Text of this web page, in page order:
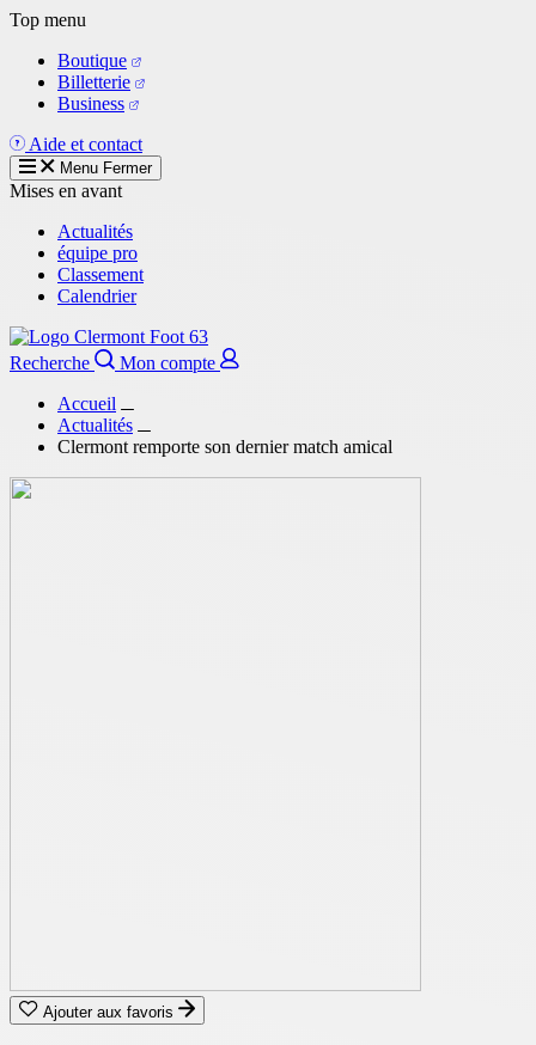
Aller
contenu
principal
Top menu
Boutique
Billetterie
Business
Aide et contact
Menu Fermer
Mises en avant
Actualités
équipe pro
Classement
Calendrier
Recherche
Mon compte
Accueil
Actualités
Clermont remporte son dernier match amical
Ajouter aux favoris